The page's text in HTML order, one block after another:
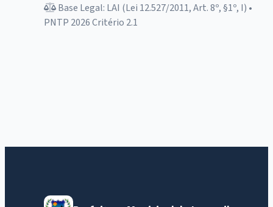
Base Legal: LAI (Lei 12.527/2011, Art. 8º, §1º, I) •
PNTP 2026 Critério 2.1